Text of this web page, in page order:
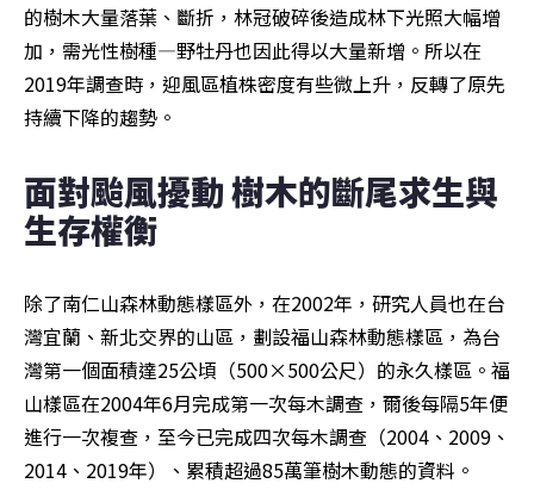
的樹木大量落葉、斷折，林冠破碎後造成林下光照大幅增
加，需光性樹種—野牡丹也因此得以大量新增。所以在
2019年調查時，迎風區植株密度有些微上升，反轉了原先
持續下降的趨勢。
面對颱風擾動 樹木的斷尾求生與
生存權衡
除了南仁山森林動態樣區外，在2002年，研究人員也在台
灣宜蘭、新北交界的山區，劃設福山森林動態樣區，為台
灣第一個面積達25公頃（500×500公尺）的永久樣區。福
山樣區在2004年6月完成第一次每木調查，爾後每隔5年便
進行一次複查，至今已完成四次每木調查（2004、2009、
2014、2019年）、累積超過85萬筆樹木動態的資料。